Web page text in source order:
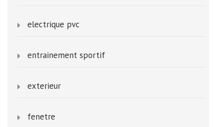
electrique pvc
entrainement sportif
exterieur
fenetre